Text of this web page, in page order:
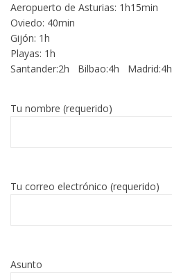
Aeropuerto de Asturias: 1h15min
Oviedo: 40min
Gijón: 1h
Playas: 1h
Santander:2h Bilbao:4h Madrid:4h
Tu nombre (requerido)
Tu correo electrónico (requerido)
Asunto